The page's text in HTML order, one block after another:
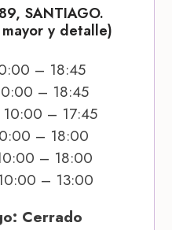
SANTIAGO.
y detalle)
– 18:45
– 18:45
10:00 – 17:45
– 18:00
– 18:00
– 13:00
Cerrado